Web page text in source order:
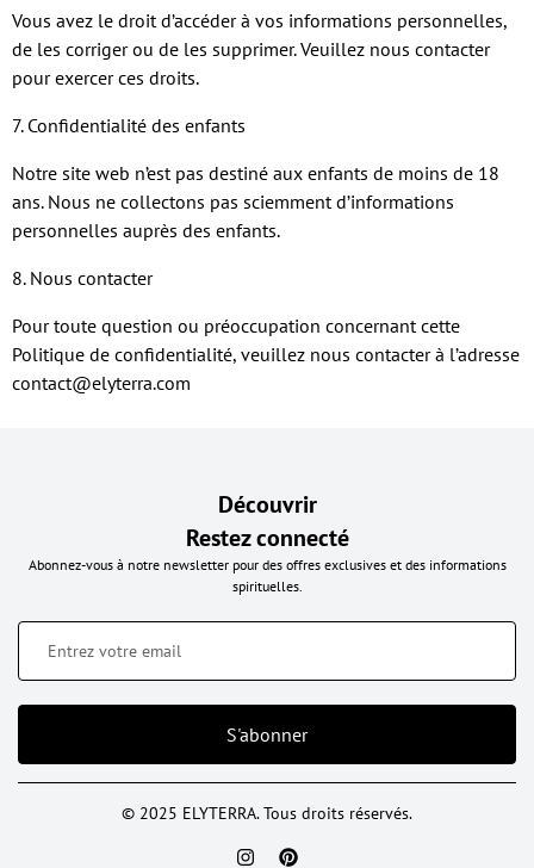
Vous avez le droit d’accéder à vos informations personnelles,
de les corriger ou de les supprimer. Veuillez nous contacter
pour exercer ces droits.
7. Confidentialité des enfants
Notre site web n’est pas destiné aux enfants de moins de 18
ans. Nous ne collectons pas sciemment d’informations
personnelles auprès des enfants.
8. Nous contacter
Pour toute question ou préoccupation concernant cette
Politique de confidentialité, veuillez nous contacter à l’adresse
contact@elyterra.com
Découvrir
Restez connecté
Abonnez-vous à notre newsletter pour des offres exclusives et des informations
spirituelles.
S'abonner
© 2025 ELYTERRA. Tous droits réservés.